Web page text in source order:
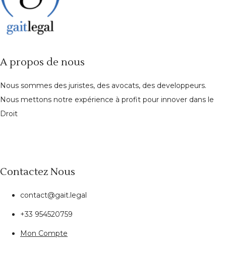
A propos de nous
Nous sommes des juristes, des avocats, des developpeurs.
Nous mettons notre expérience à profit pour innover dans le
Droit
Contactez Nous
contact@gait.legal
+33 954520759
Mon Compte